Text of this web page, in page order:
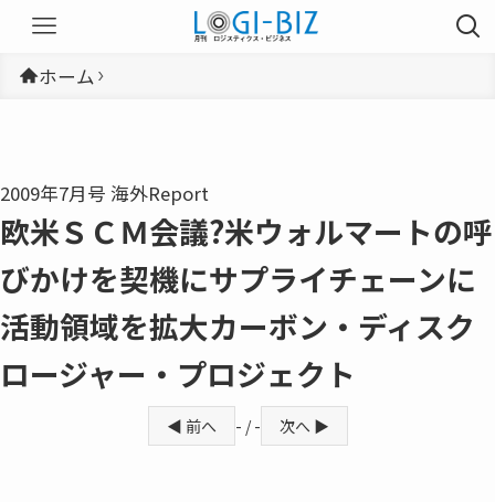
ホーム
2009年7月号 海外Report
欧米ＳＣＭ会議?米ウォルマートの呼
びかけを契機にサプライチェーンに
活動領域を拡大カーボン・ディスク
ロージャー・プロジェクト
◀ 前へ - / - 次へ ▶